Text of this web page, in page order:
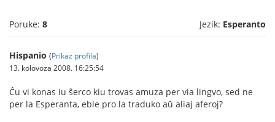
Poruke: 8 Jezik: Esperanto
Hispanio (Prikaz profila)
13. kolovoza 2008. 16:25:54
Ĉu vi konas iu ŝerco kiu trovas amuza per via lingvo, sed ne
per la Esperanta, eble pro la traduko aŭ aliaj aferoj?